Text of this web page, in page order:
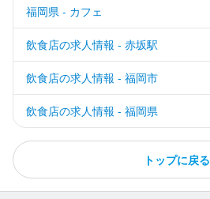
福岡県 - カフェ
飲食店の求人情報 - 赤坂駅
飲食店の求人情報 - 福岡市
飲食店の求人情報 - 福岡県
トップに戻る